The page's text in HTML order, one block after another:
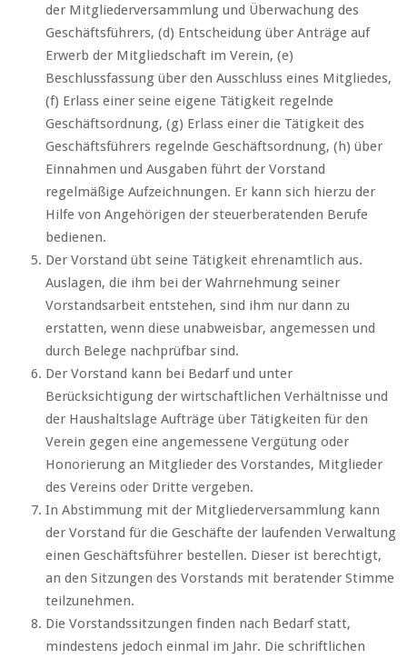
der Mitgliederversammlung und Überwachung des
Geschäftsführers, (d) Entscheidung über Anträge auf
Erwerb der Mitgliedschaft im Verein, (e)
Beschlussfassung über den Ausschluss eines Mitgliedes,
(f) Erlass einer seine eigene Tätigkeit regelnde
Geschäftsordnung, (g) Erlass einer die Tätigkeit des
Geschäftsführers regelnde Geschäftsordnung, (h) über
Einnahmen und Ausgaben führt der Vorstand
regelmäßige Aufzeichnungen. Er kann sich hierzu der
Hilfe von Angehörigen der steuerberatenden Berufe
bedienen.
Der Vorstand übt seine Tätigkeit ehrenamtlich aus.
Auslagen, die ihm bei der Wahrnehmung seiner
Vorstandsarbeit entstehen, sind ihm nur dann zu
erstatten, wenn diese unabweisbar, angemessen und
durch Belege nachprüfbar sind.
Der Vorstand kann bei Bedarf und unter
Berücksichtigung der wirtschaftlichen Verhältnisse und
der Haushaltslage Aufträge über Tätigkeiten für den
Verein gegen eine angemessene Vergütung oder
Honorierung an Mitglieder des Vorstandes, Mitglieder
des Vereins oder Dritte vergeben.
In Abstimmung mit der Mitgliederversammlung kann
der Vorstand für die Geschäfte der laufenden Verwaltung
einen Geschäftsführer bestellen. Dieser ist berechtigt,
an den Sitzungen des Vorstands mit beratender Stimme
teilzunehmen.
Die Vorstandssitzungen finden nach Bedarf statt,
mindestens jedoch einmal im Jahr. Die schriftlichen